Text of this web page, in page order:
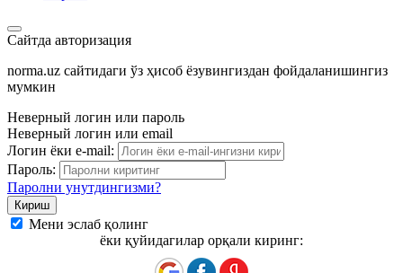
Сайтда авторизация
norma.uz сайтидаги ўз ҳисоб ёзувингиздан фойдаланишингиз
мумкин
Неверный логин или пароль
Неверный логин или email
Логин ёки e-mail:
Пароль:
Паролни унутдингизми?
Мени эслаб қолинг
ёки қуйидагилар орқали киринг: